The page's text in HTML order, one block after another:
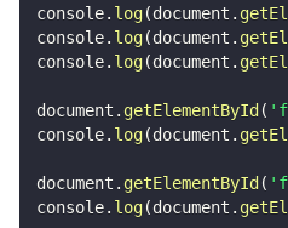
console. log(document .
console. log(document .
console. log(document .
document . getElementById (
console. log(document .
document . getElementById (
console. log(document .